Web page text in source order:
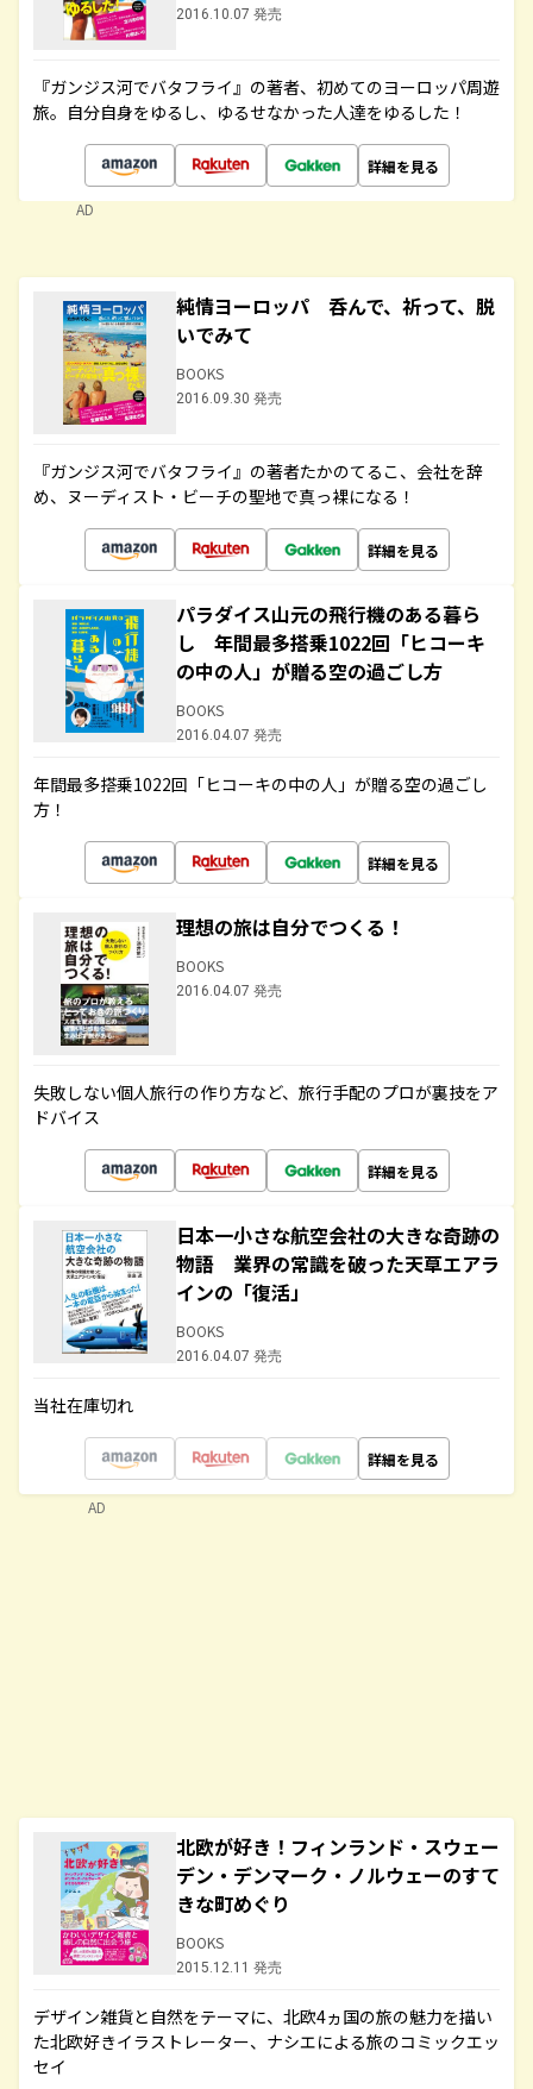
2016.10.07 発売
『ガンジス河でバタフライ』の著者、初めてのヨーロッパ周遊
旅。自分自身をゆるし、ゆるせなかった人達をゆるした！
詳細を見る
AD
純情ヨーロッパ 呑んで、祈って、脱
いでみて
BOOKS
2016.09.30 発売
『ガンジス河でバタフライ』の著者たかのてるこ、会社を辞
め、ヌーディスト・ビーチの聖地で真っ裸になる！
詳細を見る
パラダイス山元の飛行機のある暮ら
し 年間最多搭乗1022回「ヒコーキ
の中の人」が贈る空の過ごし方
BOOKS
2016.04.07 発売
年間最多搭乗1022回「ヒコーキの中の人」が贈る空の過ごし
方！
詳細を見る
理想の旅は自分でつくる！
BOOKS
2016.04.07 発売
失敗しない個人旅行の作り方など、旅行手配のプロが裏技をア
ドバイス
詳細を見る
日本一小さな航空会社の大きな奇跡の
物語 業界の常識を破った天草エアラ
インの「復活」
BOOKS
2016.04.07 発売
当社在庫切れ
詳細を見る
北欧が好き！フィンランド・スウェー
デン・デンマーク・ノルウェーのすて
きな町めぐり
BOOKS
2015.12.11 発売
デザイン雑貨と自然をテーマに、北欧4ヵ国の旅の魅力を描い
た北欧好きイラストレーター、ナシエによる旅のコミックエッ
セイ
AD